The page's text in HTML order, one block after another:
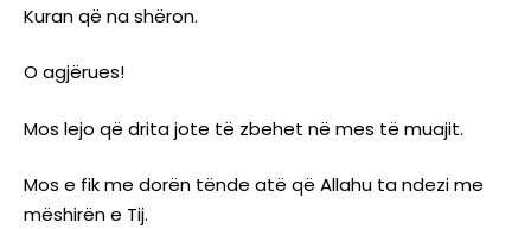
Kuran që na shëron.
O agjërues!
Mos lejo që drita jote të zbehet në mes të muajit.
Mos e fik me dorën tënde atë që Allahu ta ndezi me
mëshirën e Tij.